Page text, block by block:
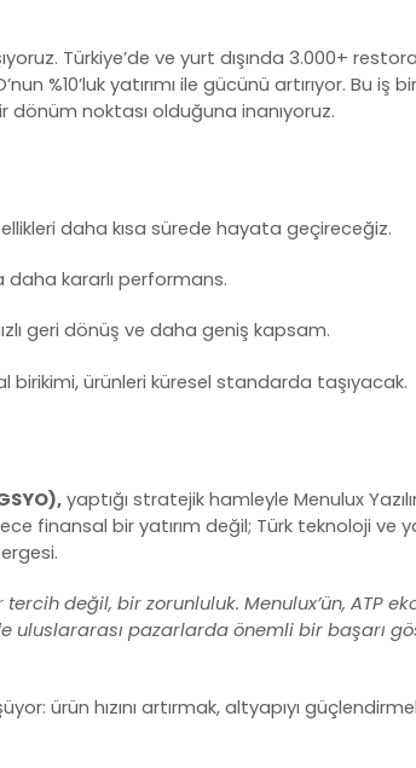
Türkiye’de ve yurt dışında 3.000+
’nun %10’luk yatırımı ile gücünü artırıyor. Bu iş
dönüm noktası olduğuna inanıyoruz.
daha kısa sürede hayata geçireceğiz.
daha kararlı performans.
geri dönüş ve daha geniş kapsam.
birikimi, ürünleri küresel standarda taşıyacak.
yaptığı stratejik hamleyle Menulux
finansal bir yatırım değil; Türk teknoloji ve
değil, bir zorunluluk. Menulux’ün, ATP
pazarlarda önemli bir başarı
ürün hızını artırmak, altyapıyı